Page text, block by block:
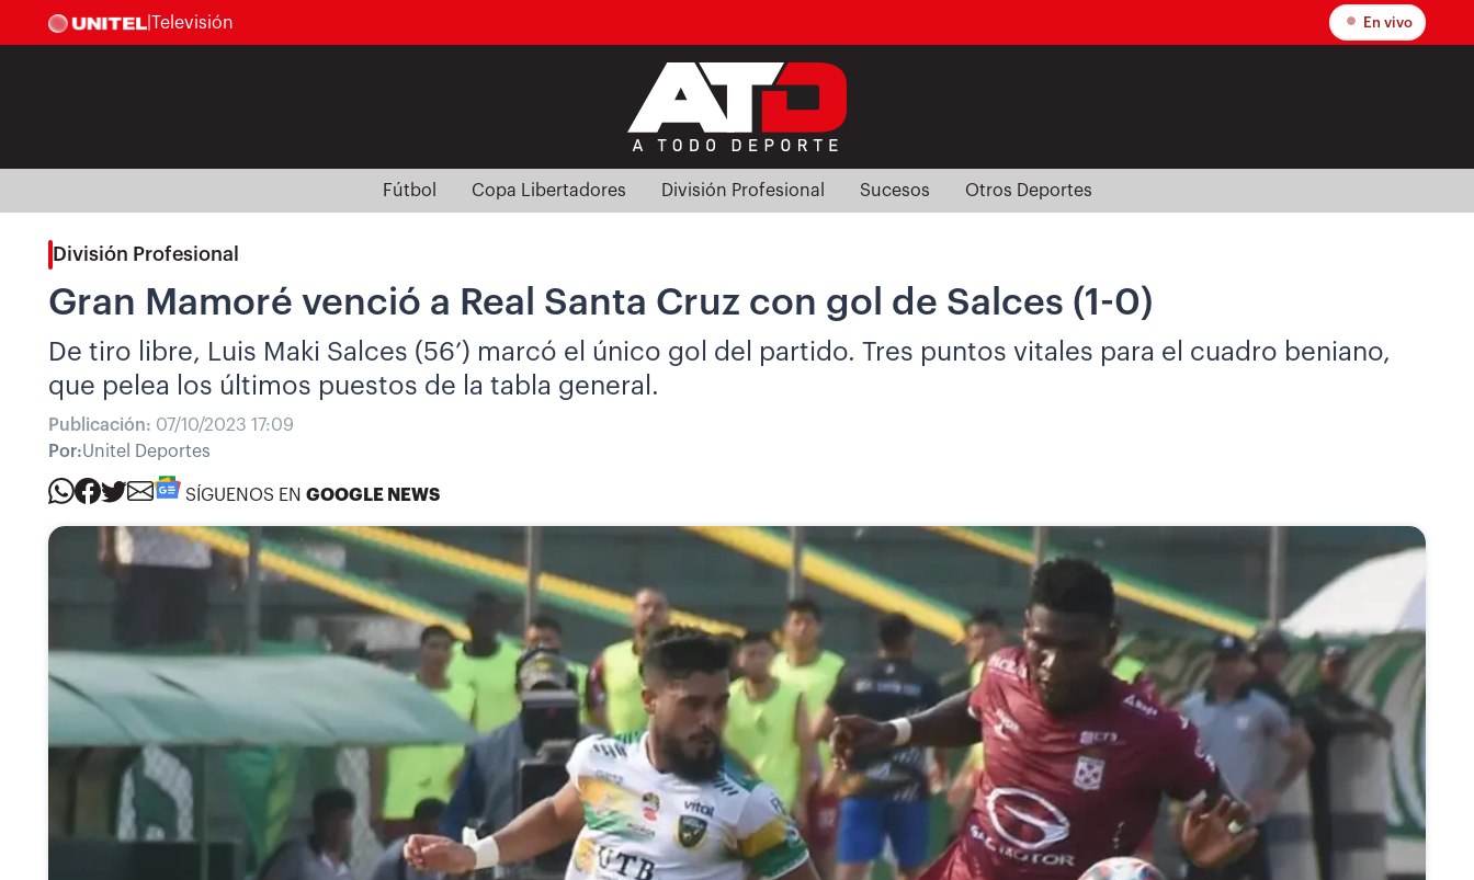
Televisión En vivo
Fútbol Copa Libertadores División Profesional Sucesos Otros Deportes
División Profesional
Gran Mamoré venció a Real Santa Cruz con gol de Salces (1-0)
De tiro libre, Luis Maki Salces (56’) marcó el único gol del partido. Tres puntos vitales para el cuadro beniano,
que pelea los últimos puestos de la tabla general.
Publicación: 07/10/2023 17:09
Por:Unitel Deportes
SÍGUENOS EN GOOGLE NEWS